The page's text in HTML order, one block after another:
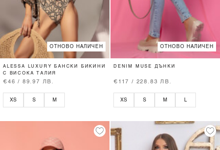
ОТНОВО НАЛИЧЕН
ALESSA LUXURY БАНСКИ БИКИНИ
С ВИСОКА ТАЛИЯ
€46 / 89.97 ЛВ.
XS S M
ОТНОВО НАЛИЧЕН
DENIM MUSE ДЪНКИ
€117 / 228.83 ЛВ.
XS S M L